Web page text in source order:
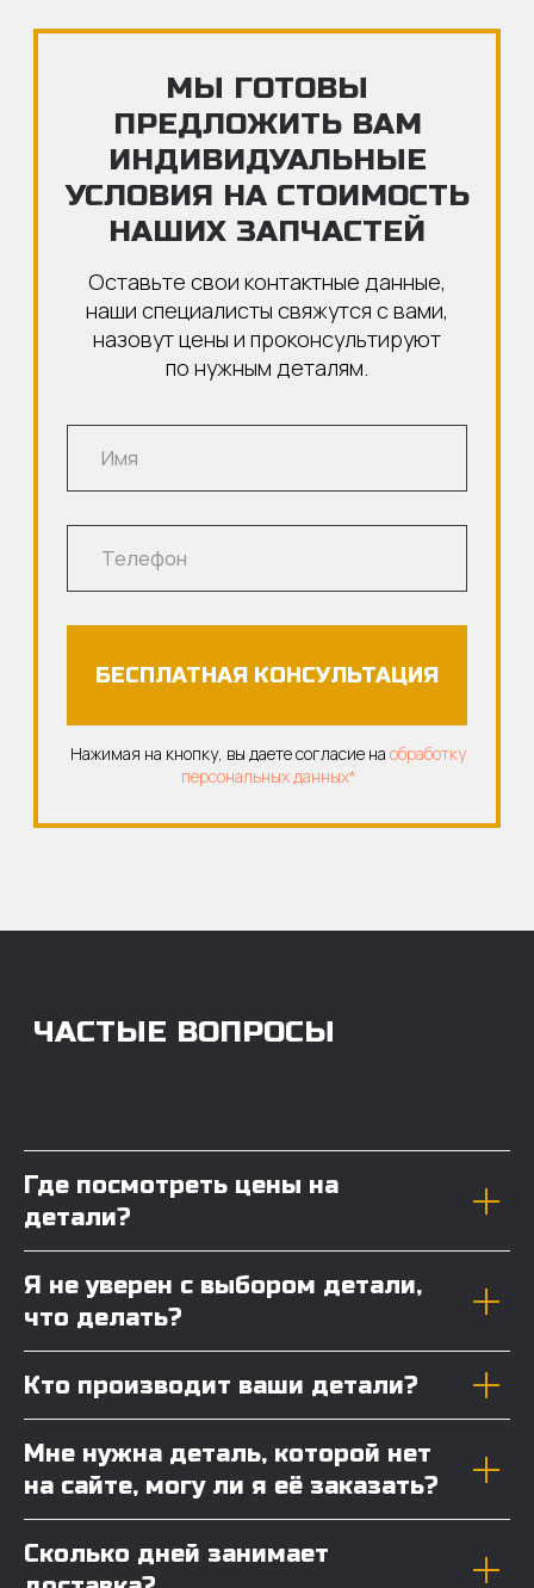
Где посмотреть цены на
детали?
Я не уверен с выбором детали,
что делать?
Кто производит ваши детали?
Мне нужна деталь, которой нет
на сайте, могу ли я её заказать?
Сколько дней занимает